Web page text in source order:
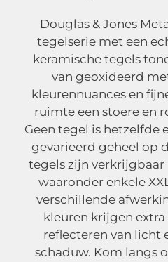
Douglas & Jones
tegelserie met een
keramische tegels
van geoxideerd
kleurennuances en
ruimte een stoere en
Geen tegel is hetzelfde
gevarieerd geheel op
tegels zijn verkrijgbaar
waaronder enkele
verschillende
kleuren krijgen
reflecteren van licht
schaduw. Kom langs